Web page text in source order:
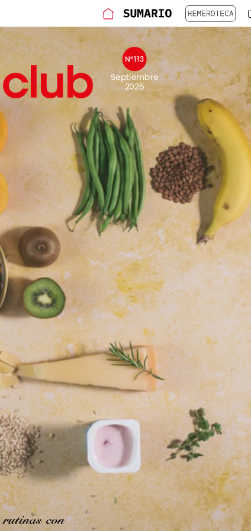
Septiembre
2025
Nº113
rutinas con